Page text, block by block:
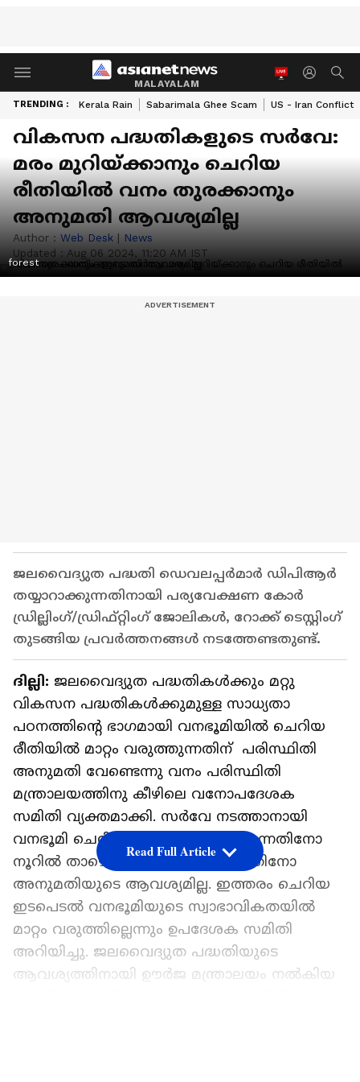
MALAYALAM
TRENDING : Kerala Rain Sabarimala Ghee Scam US - Iran Conflict
വികസന പദ്ധതികളുടെ സർവേ:
മരം മുറിയ്ക്കാനും ചെറിയ
രീതിയിൽ വനം തുരക്കാനും
അനുമതി ആവശ്യമില്ല
Author : Web Desk | News
Updated : Aug 06 2024, 11:20 AM IST
forest
ജലവൈദ്യുത പദ്ധതി ഡെവലപ്പർമാർ ഡിപിആർ
തയ്യാറാക്കുന്നതിനായി പര്യവേക്ഷണ കോർ
ഡ്രില്ലിംഗ്/ഡ്രിഫ്റ്റിംഗ് ജോലികൾ, റോക്ക് ടെസ്റ്റിംഗ്
തുടങ്ങിയ പ്രവർത്തനങ്ങൾ നടത്തേണ്ടതുണ്ട്.
ദില്ലി: ജലവൈദ്യുത പദ്ധതികൾക്കും മറ്റു
വികസന പദ്ധതികൾക്കുമുള്ള സാധ്യതാ
പഠനത്തിന്റെ ഭാഗമായി വനഭൂമിയിൽ ചെറിയ
രീതിയിൽ മാറ്റം വരുത്തുന്നതിന് പരിസ്ഥിതി
അനുമതി വേണ്ടെന്നു വനം പരിസ്ഥിതി
മന്ത്രാലയത്തിനു കീഴിലെ വനോപദേശക
സമിതി വ്യക്തമാക്കി. സർവേ നടത്താനായി
വനഭൂമി ചെറിയ തോതിൽ തുരക്കുന്നതിനോ
നൂറിൽ താഴെ മരങ്ങൾ മുറിക്കുന്നതിനോ
അനുമതിയുടെ ആവശ്യമില്ല. ഇത്തരം ചെറിയ
ഇടപെടൽ വനഭൂമിയുടെ സ്വാഭാവികതയിൽ
മാറ്റം വരുത്തില്ലെന്നും ഉപദേശക സമിതി
അറിയിച്ചു. ജലവൈദ്യുത പദ്ധതിയുടെ
ആവശ്യത്തിനായി ഊർജ മന്ത്രാലയം നൽകിയ
Read Full Article